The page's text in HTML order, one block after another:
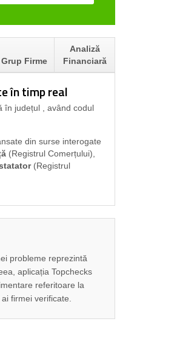
Grup Firme
Analiză
Financiară
în timp real
în județul
, având codul
din surse interogate
(Registrul Comerțului),
(Registrul
probleme reprezintă
aplicația Topchecks
referitoare la
firmei verificate.